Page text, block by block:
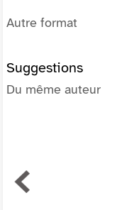
Autre format
Suggestions
Du même auteur